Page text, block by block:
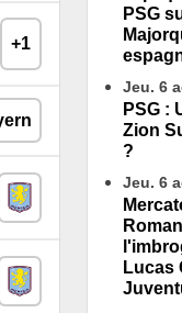
+1
PSG
Jeu. 6
PSG :
Zion
?
Jeu. 6
Lucas